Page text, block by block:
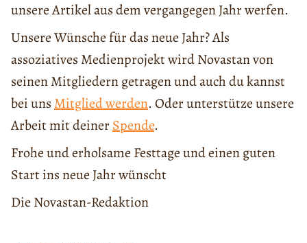
unsere Artikel aus dem vergangegen Jahr werfen.
Unsere Wünsche für das neue Jahr? Als
assoziatives Medienprojekt wird Novastan von
seinen Mitgliedern getragen und auch du kannst
bei uns Mitglied werden. Oder unterstütze unsere
Arbeit mit deinerSpende.
Frohe und erholsame Festtage und einen guten
Start ins neue Jahr wünscht
Die Novastan-Redaktion